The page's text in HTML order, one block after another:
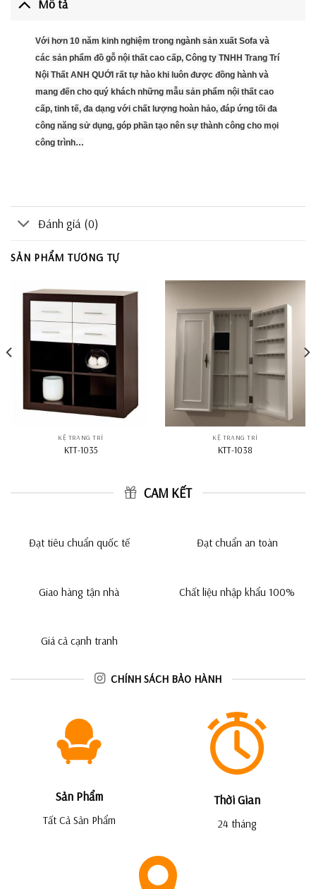
Mô tả
Với hơn 10 năm kinh nghiệm trong ngành sản xuất Sofa và
các sản phẩm đồ gỗ nội thất cao cấp, Công ty TNHH Trang Trí
Nội Thất ANH QUỚI rất tự hào khi luôn được đồng hành và
mang đến cho quý khách những mẫu sản phẩm nội thất cao
cấp, tinh tế, đa dạng với chất lượng hoàn hảo, đáp ứng tối đa
công năng sử dụng, góp phần tạo nên sự thành công cho mọi
công trình…
Đánh giá (0)
SẢN PHẨM TƯƠNG TỰ
KỆ TRANG TRÍ
KTT-1035
KỆ TRANG TRÍ
KTT-1038
CAM KẾT
Đạt tiêu chuẩn quốc tế Đạt chuẩn an toàn
Giao hàng tận nhà Chất liệu nhập khẩu 100%
Giá cả cạnh tranh
CHÍNH SÁCH BẢO HÀNH
Sản Phẩm
Tất Cả Sản Phẩm
Thời Gian
24 tháng